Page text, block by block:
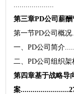
第三章PD公司薪
第一节PD公司概
一、PD公司简介
二、PD公司组织
第四章基于战略导
案